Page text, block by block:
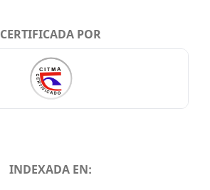
CERTIFICADA POR
INDEXADA EN: